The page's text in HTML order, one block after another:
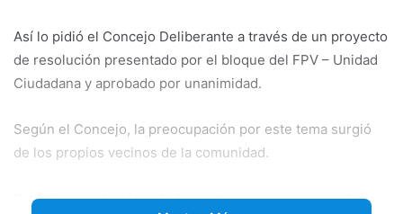
Así lo pidió el Concejo Deliberante a través de un proyecto
de resolución presentado por el bloque del FPV – Unidad
Ciudadana y aprobado por unanimidad.
Según el Concejo, la preocupación por este tema surgió
de los propios vecinos de la comunidad.
“La falta de solución ante los reiterados inconveniente que